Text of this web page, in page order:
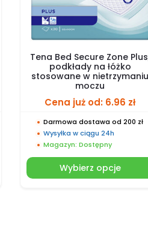
Tena Bed Secure Zone
podkłady na łóżko
stosowane w nietrzymaniu
moczu
Cena już od: 6.96 zł
Darmowa dostawa od 200 zł
Wysyłka w ciągu 24h
Magazyn: Dostępny
Wybierz opcje